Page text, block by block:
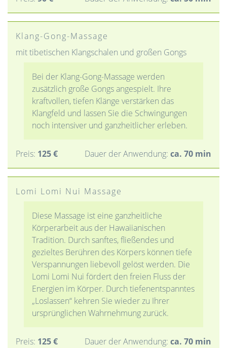
Klang-Gong-Massage
mit tibetischen Klangschalen und großen Gongs
Bei der Klang-Gong-Massage werden
zusätzlich große Gongs angespielt. Ihre
kraftvollen, tiefen Klänge verstärken das
Klangfeld und lassen Sie die Schwingungen
noch intensiver und ganzheitlicher erleben.
Dauer der Anwendung: ca. 70 min
Preis: 125 €
Lomi Lomi Nui Massage
Diese Massage ist eine ganzheitliche
Körperarbeit aus der Hawaiianischen
Tradition. Durch sanftes, fließendes und
gezieltes Berühren des Körpers können tiefe
Verspannungen liebevoll gelöst werden. Die
Lomi Lomi Nui fördert den freien Fluss der
Energien im Körper. Durch tiefenentspanntes
„Loslassen“ kehren Sie wieder zu Ihrer
ursprünglichen Wahrnehmung zurück.
Dauer der Anwendung: ca. 70 min
Preis: 125 €